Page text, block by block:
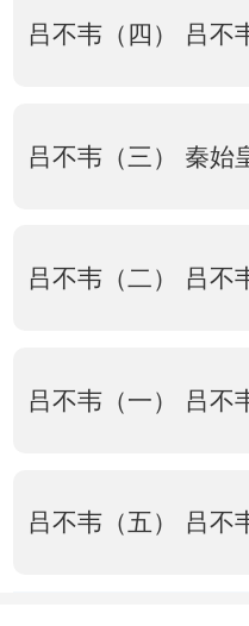
吕不韦（四） 吕不
吕不韦（三） 秦始
吕不韦（二） 吕不
吕不韦（一） 吕不
吕不韦（五） 吕不